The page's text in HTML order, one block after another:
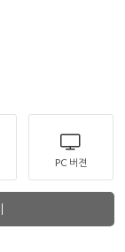
PC 버젼